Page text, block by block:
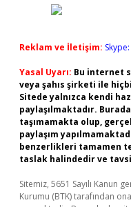
Reklam ve İletişim:
Yasal Uyarı: Bu internet
veya şahıs şirketi ile
Sitede yalnızca kendi
paylaşılmaktadır.
taşımamakta olup,
paylaşım
benzerlikleri tamamen
taslak halindedir ve
Sitemiz, 5651 Sayılı Kanun
Kurumu (BTK) tarafından